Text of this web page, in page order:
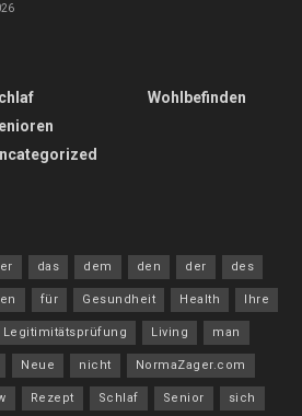
Wohlbefinden
das dem den der des
für Gesundheit Health Ihre
Legitimitätsprüfung Living man
Neue nicht NormaZager.com
Rezept Schlaf Senior sich